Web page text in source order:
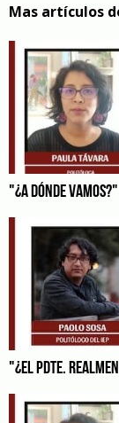
Mas artículos
"¿A DÓNDE VAMOS?"
"¿EL PDTE.